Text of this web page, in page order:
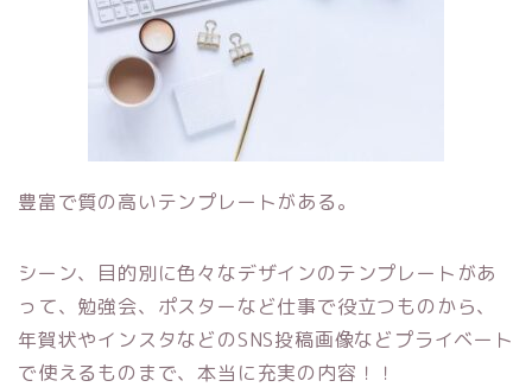
豊富で質の高いテンプレートがある。
シーン、目的別に色々なデザインのテンプレートがあ
って、勉強会、ポスターなど仕事で役立つものから、
年賀状やインスタなどのSNS投稿画像などプライベート
で使えるものまで、本当に充実の内容！！